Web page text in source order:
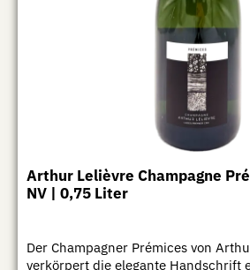
Arthur Lelièvre Champagne
NV | 0,75 Liter
Der Champagner Prémices von
verkörpert die elegante Handschrift